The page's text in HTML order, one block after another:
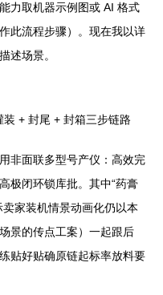
力取机器示例图或 AI 格式
此流程步骤）。现在我以详
述场景。
+ 封尾 + 封箱三步链路
非面联多型号产仪：高效完
极闭环锁库批。其中“药膏
家装机情景动画化仍以本
景的传点工案）一起跟后
贴好贴确原链起标率放料要